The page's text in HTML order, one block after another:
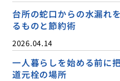
台所の蛇口からの水漏れ
るものと節約術
2026.04.14
一人暮らしを始める前に
道元栓の場所